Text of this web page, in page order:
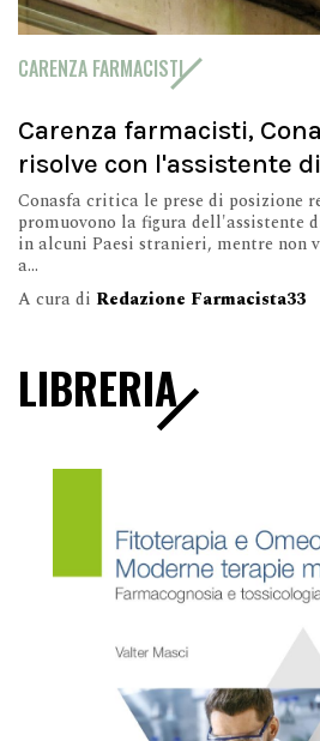
CARENZA FARMACISTI
Carenza farmacisti,
risolve con l'assistente
Conasfa critica le prese di posizione
promuovono la figura dell'assistente
in alcuni Paesi stranieri, mentre non
a...
A cura di Redazione Farmacista33
LIBRERIA